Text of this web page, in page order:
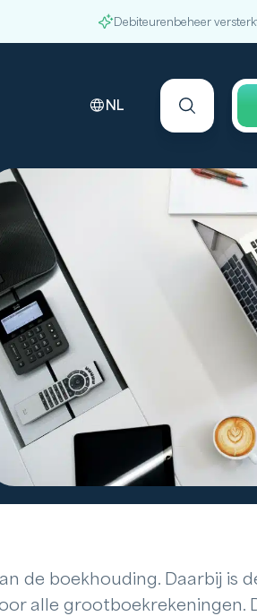
Debiteurenbeheer
NL
de boekhouding. Daarbij is
alle grootboekrekeningen.